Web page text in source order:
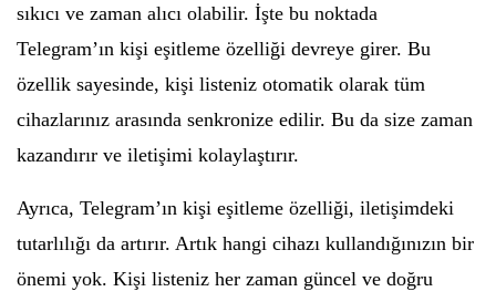
sıkıcı ve zaman alıcı olabilir. İşte bu noktada
Telegram’ın kişi eşitleme özelliği devreye girer. Bu
özellik sayesinde, kişi listeniz otomatik olarak tüm
cihazlarınız arasında senkronize edilir. Bu da size zaman
kazandırır ve iletişimi kolaylaştırır.
Ayrıca, Telegram’ın kişi eşitleme özelliği, iletişimdeki
tutarlılığı da artırır. Artık hangi cihazı kullandığınızın bir
önemi yok. Kişi listeniz her zaman güncel ve doğru